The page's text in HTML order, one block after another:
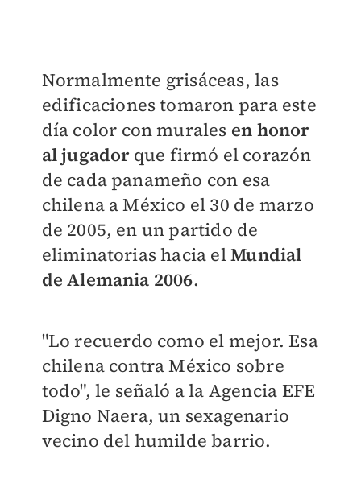
Normalmente grisáceas, las
edificaciones tomaron para este
día color con murales en honor
al jugadorque firmó el corazón
de cada panameño con esa
chilena a México el 30 de marzo
de 2005, en un partido de
eliminatorias hacia elMundial
de Alemania 2006.
"Lo recuerdo como el mejor. Esa
chilena contra México sobre
todo", le señaló a la Agencia EFE
Digno Naera, un sexagenario
vecino del humilde barrio.